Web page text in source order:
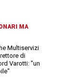
MA
Multiservizi
di
Varotti: "un